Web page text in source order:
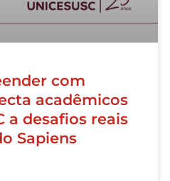
com
acadêmicos
a desafios reais
Sapiens